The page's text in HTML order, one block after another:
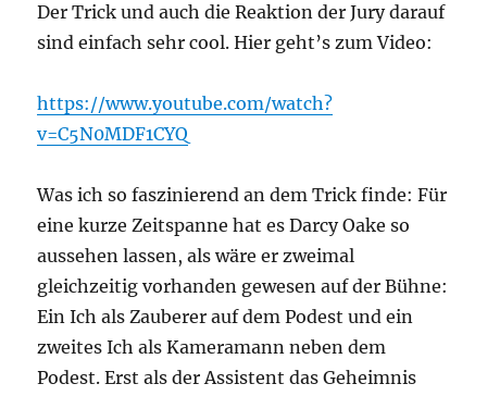
Der Trick und auch die Reaktion der Jury darauf
sind einfach sehr cool. Hier geht’s zum Video:
https://www.youtube.com/watch?
v=C5N0MDF1CYQ
Was ich so faszinierend an dem Trick finde: Für
eine kurze Zeitspanne hat es Darcy Oake so
aussehen lassen, als wäre er zweimal
gleichzeitig vorhanden gewesen auf der Bühne:
Ein Ich als Zauberer auf dem Podest und ein
zweites Ich als Kameramann neben dem
Podest. Erst als der Assistent das Geheimnis